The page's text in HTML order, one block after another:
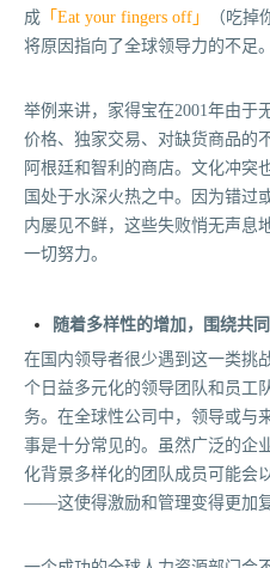
成 「 Eat your fingers off 」
（吃
将原因指向了全球领导力的不足。
举例来讲，家得宝在2001年由于
价格、独家交易、对缺货商品的
阿根廷和智利的商店。文化冲突
国处于水深火热之中。因为错过
内屡见不鲜，这些失败悄无声息
一切努力。
随着多样性的增加，围绕共
在国内领导者很少遇到这一类挑
个日益多元化的领导团队和员
务。在全球性公司中，领导或与
事是十分常见的。虽然广泛的企
化背景多样化的团队成员可能会
——这使得激励和管理变得更加复